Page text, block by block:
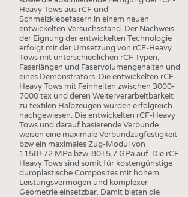
Heavy Tows aus rCF und
Schmelzklebefasern in einem neuen
entwickelten Versuchsstand. Der Nachweis
der Eignung der entwickelten Technologie
erfolgt mit der Umsetzung von rCF-Heavy
Tows mit unterschiedlichen rCF Typen,
Faserlängen und Faservolumengehalten und
eines Demonstrators. Die entwickelten rCF-
Heavy Tows mit Feinheiten zwischen 3000-
7000 tex und deren Weiterverarbeitbarkeit
zu textilen Halbzeugen wurden erfolgreich
nachgewiesen. Die entwickelten rCF-Heavy
Tows und darauf basierende Verbunde
weisen eine maximale Verbundzugfestigkeit
bzw ein maximales Zug-Modul von
1158±72 MPa bzw. 80±5,7 GPa auf. Die rCF
Heavy Tows sind somit für kostengünstige
duroplastische Composites mit hohem
Leistungsvermögen und komplexer
Geometrie einsetzbar. Damit bieten die